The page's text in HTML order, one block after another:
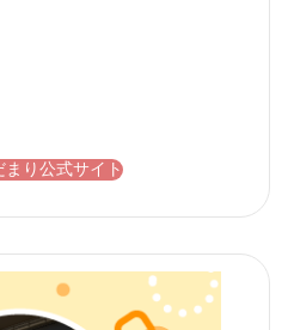
まり公式サイト